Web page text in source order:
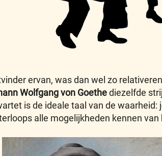
ervan, was dan wel zo
Wolfgang von Goethediezelfde
is de ideale taal van de
alle mogelijkheden kennen van